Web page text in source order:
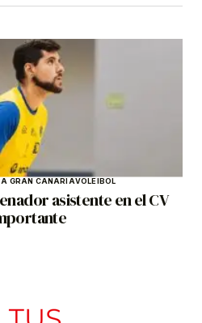
GRAN CANARIAVOLEIBOL
asistente en el CV